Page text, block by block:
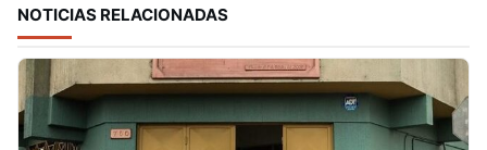
NOTICIAS RELACIONADAS